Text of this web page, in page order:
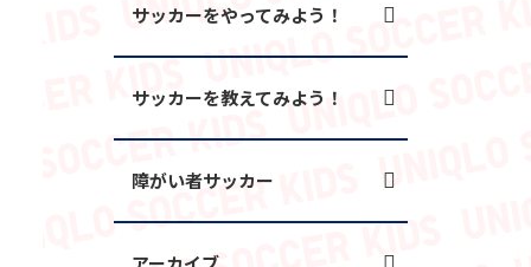
サッカーをやってみよう！
サッカーを教えてみよう！
障がい者サッカー